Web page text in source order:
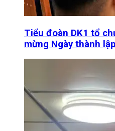
Tiểu đoàn DK1 tổ
mừng Ngày thành